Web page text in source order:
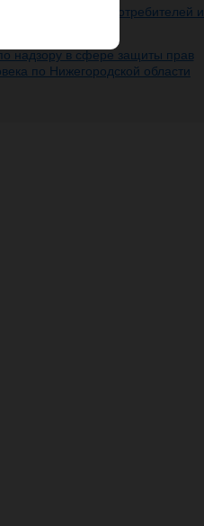
защиты прав потребителей и
надзору в сфере защиты прав
по Нижегородской области